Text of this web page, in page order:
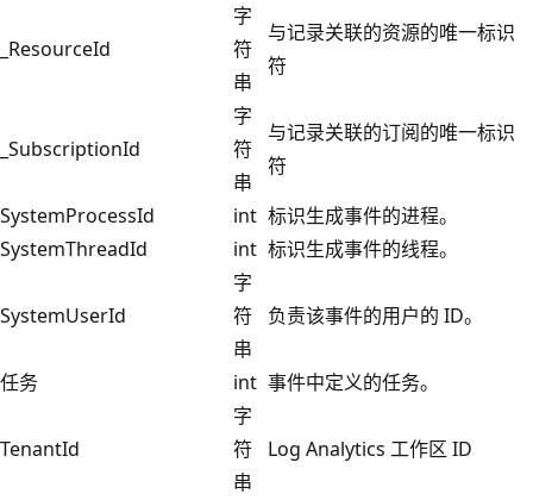
_ResourceId
字
符
串
与记录关联的资源的唯一标识
符
_SubscriptionId
字
符
串
与记录关联的订阅的唯一标识
符
SystemProcessId
int 标识生成事件的进程。
SystemThreadId
int 标识生成事件的线程。
SystemUserId
字
符
串
负责该事件的用户的 ID。
任务 int 事件中定义的任务。
TenantId
字
符
串
Log Analytics 工作区 ID